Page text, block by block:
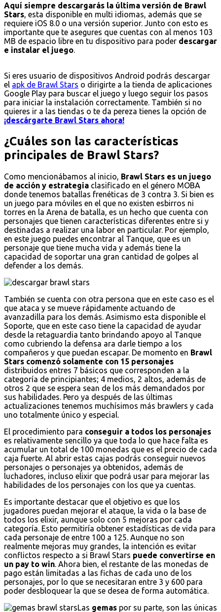
Aquí siempre descargarás la última versión de Brawl
Stars, esta disponible en multi idiomas, además que se
requiere iOS 8.0 o una versión superior. Junto con esto es
importante que te asegures que cuentas con al menos 103
MB de espacio libre en tu dispositivo para poder descargar
e instalar el juego.
Si eres usuario de dispositivos Android podrás descargar
el apk de Brawl Stars o dirigirte a la tienda de aplicaciones
Google Play para buscar el juego y luego seguir los pasos
para iniciar la instalación correctamente. También si no
quieres ir a las tiendas o te da pereza tienes la opción de
¡descárgarte Brawl Stars ahora!
¿Cuáles son las características
principales de Brawl Stars?
Como mencionábamos al inicio, Brawl Stars es un juego
de acción y estrategia clasificado en el género MOBA
donde tenemos batallas frenéticas de 3 contra 3. Si bien es
un juego para móviles en el que no existen esbirros ni
torres en la Arena de batalla, es un hecho que cuenta con
personajes que tienen características diferentes entre si y
destinadas a realizar una labor en particular. Por ejemplo,
en este juego puedes encontrar al Tanque, que es un
personaje que tiene mucha vida y además tiene la
capacidad de soportar una gran cantidad de golpes al
defender a los demás.
También se cuenta con otra persona que en este caso es el
que ataca y se mueve rápidamente actuando de
avanzadilla para los demás. Asimismo esta disponible el
Soporte, que en este caso tiene la capacidad de ayudar
desde la retaguardia tanto brindando apoyo al Tanque
como cubriendo la defensa ara darle tiempo a los
compañeros y que puedan escapar. De momento en Brawl
Stars comenzó solamente con 15 personajes
distribuidos entres 7 básicos que corresponden a la
categoría de principiantes; 4 medios, 2 altos, además de
otros 2 que se espera sean de los más demandados por
sus habilidades. Pero ya después de las últimas
actualizaciones tenemos muchísimos más brawlers y cada
uno totalmente único y especial.
El procedimiento para conseguir a todos los personajes
es relativamente sencillo ya que toda lo que hace falta es
acumular un total de 100 monedas que es el precio de cada
caja fuerte. Al abrir estas cajas podrás conseguir nuevos
personajes o personajes ya obtenidos, además de
luchadores, incluso elixir que podrá usar para mejorar las
habilidades de los personajes con los que ya cuentas.
Es importante destacar que el objetivo es que los
jugadores puedan mejorar el ataque, la vida o la base de
todos los elixir, aunque solo con 5 mejoras por cada
categoría. Esto permitiría obtener estadísticas de vida para
cada personaje de entre 100 a 125. Aunque no son
realmente mejoras muy grandes, la intención es evitar
conflictos respecto a si Brawl Stars puede convertirse en
un pay to win . Ahora bien, el restante de las monedas de
pago están limitadas a las fichas de cada uno de los
personajes, por lo que se necesitaran entre 3 y 600 para
poder desbloquear la que se desea de forma automática.
Las gemas por su parte, son las únicas